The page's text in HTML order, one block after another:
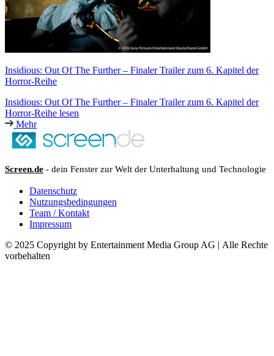
Insidious: Out Of The Further – Finaler Trailer zum 6. Kapitel der
Horror-Reihe
Insidious: Out Of The Further – Finaler Trailer zum 6. Kapitel der
Horror-Reihe lesen
Mehr
Screen.de - dein Fenster zur Welt der Unterhaltung und Technologie
Datenschutz
Nutzungsbedingungen
Team / Kontakt
Impressum
© 2025 Copyright by Entertainment Media Group AG | Alle Rechte
vorbehalten